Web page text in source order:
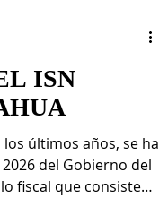
ISN
últimos años, se ha
del Gobierno del
fiscal que consiste